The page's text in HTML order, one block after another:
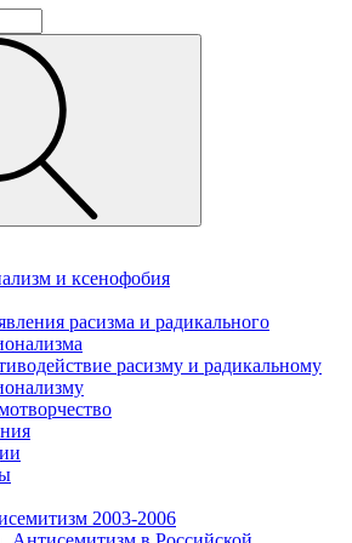
и ксенофобия
расизма и радикального
расизму и радикальному
2003-2006